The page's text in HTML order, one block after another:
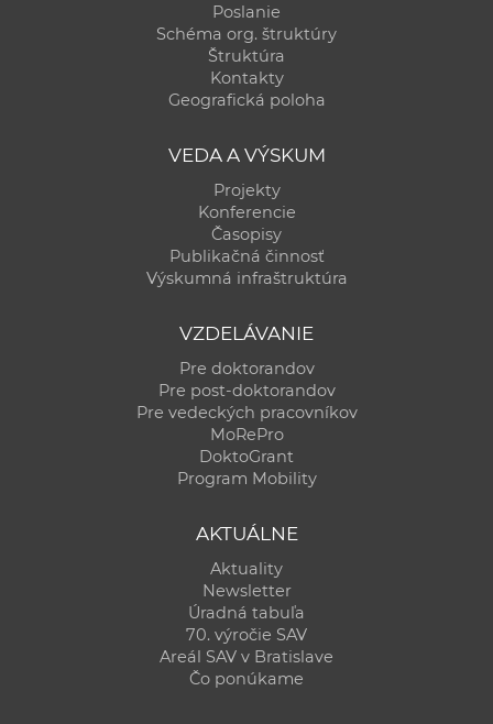
Poslanie
Schéma org. štruktúry
Štruktúra
Kontakty
Geografická poloha
VEDA A VÝSKUM
Projekty
Konferencie
Časopisy
Publikačná činnosť
Výskumná infraštruktúra
VZDELÁVANIE
Pre doktorandov
Pre post-doktorandov
Pre vedeckých pracovníkov
MoRePro
DoktoGrant
Program Mobility
AKTUÁLNE
Aktuality
Newsletter
Úradná tabuľa
70. výročie SAV
Areál SAV v Bratislave
Čo ponúkame